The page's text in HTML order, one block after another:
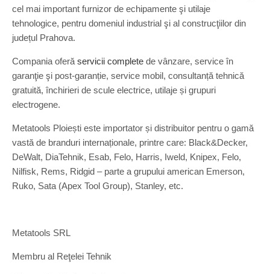
cel mai important furnizor de echipamente şi utilaje
tehnologice, pentru domeniul industrial şi al construcţiilor din
județul Prahova.
Compania oferă servicii complete de vânzare, service în
garanţie şi post-garanție, service mobil, consultanță tehnică
gratuită, închirieri de scule electrice, utilaje și grupuri
electrogene.
Metatools Ploiești este importator și distribuitor pentru o gamă
vastă de branduri internaționale, printre care: Black&Decker,
DeWalt, DiaTehnik, Esab, Felo, Harris, Iweld, Knipex, Felo,
Nilfisk, Rems, Ridgid – parte a grupului american Emerson,
Ruko, Sata (Apex Tool Group), Stanley, etc.
Metatools SRL
Membru al Reţelei Tehnik